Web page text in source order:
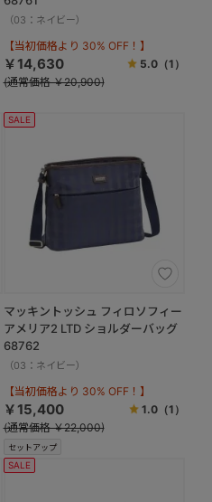
（03：ネイビー）
【当初価格より 30% OFF！】
￥14,630 5.0 （1）
(通常価格 ￥20,900)
SALE
セットアップ
マッキントッシュ フィロソフィー
アメリア2 LTD ショルダーバッグ
68762
（03：ネイビー）
【当初価格より 30% OFF！】
￥15,400 1.0 （1）
(通常価格 ￥22,000)
SALE